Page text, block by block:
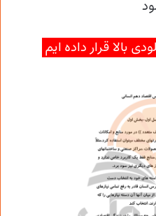
بالا قرار داده ایم